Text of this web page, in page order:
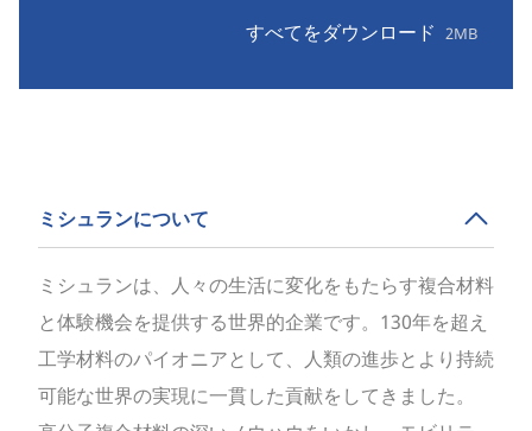
すべてをダウンロード 2MB
ミシュランについて
ミシュランは、人々の生活に変化をもたらす複合材料
と体験機会を提供する世界的企業です。130年を超え
工学材料のパイオニアとして、人類の進歩とより持続
可能な世界の実現に一貫した貢献をしてきました。